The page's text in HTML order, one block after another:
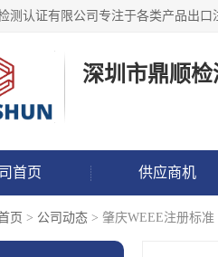
深圳市鼎顺
首页 供应商机
页 > 公司动态 > 肇庆WEEE注册标准